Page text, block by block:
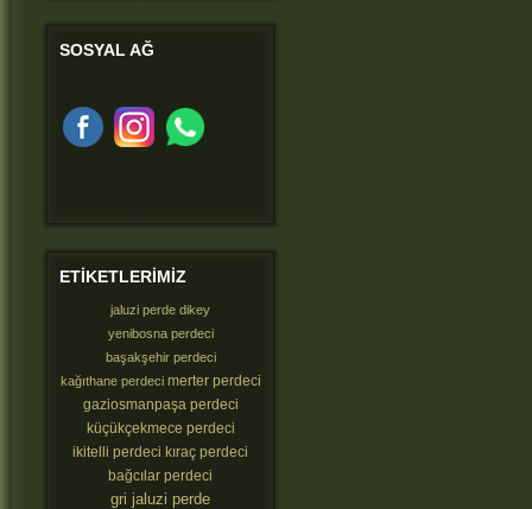
SOSYAL AĞ
ETIKETLERIMIZ
jaluzi perde dikey
yenibosna perdeci
başakşehir perdeci
kağıthane perdeci merter perdeci
gaziosmanpaşa perdeci
küçükçekmece perdeci
ikitelli perdeci kıraç perdeci
bağcılar perdeci
gri jaluzi perde